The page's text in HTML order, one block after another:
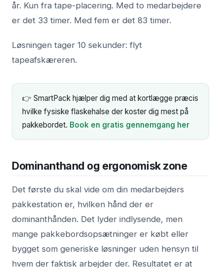
år. Kun fra tape-placering. Med to medarbejdere
er det 33 timer. Med fem er det 83 timer.
Løsningen tager 10 sekunder: flyt
tapeafskæreren.
👉 SmartPack hjælper dig med at kortlægge præcis
hvilke fysiske flaskehalse der koster dig mest på
pakkebordet. Book en gratis gennemgang her
Dominanthand og ergonomisk zone
Det første du skal vide om din medarbejders
pakkestation er, hvilken hånd der er
dominanthånden. Det lyder indlysende, men
mange pakkebordsopsætninger er købt eller
bygget som generiske løsninger uden hensyn til
hvem der faktisk arbejder der. Resultatet er at